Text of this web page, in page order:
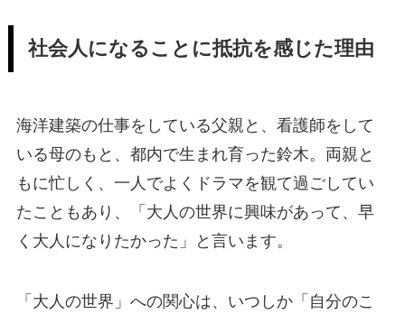
社会人になることに抵抗を感じた理由
海洋建築の仕事をしている父親と、看護師をして
いる母のもと、都内で生まれ育った鈴木。両親と
もに忙しく、一人でよくドラマを観て過ごしてい
たこともあり、「大人の世界に興味があって、早
く大人になりたかった」と言います。
「大人の世界」への関心は、いつしか「自分のこ